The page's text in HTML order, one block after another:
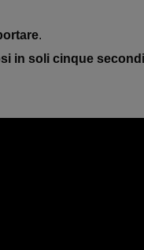
.
in soli cinque